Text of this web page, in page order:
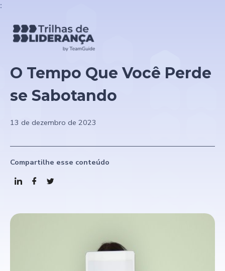
:
O Tempo Que Você Perde
se Sabotando
13 de dezembro de 2023
Compartilhe esse conteúdo